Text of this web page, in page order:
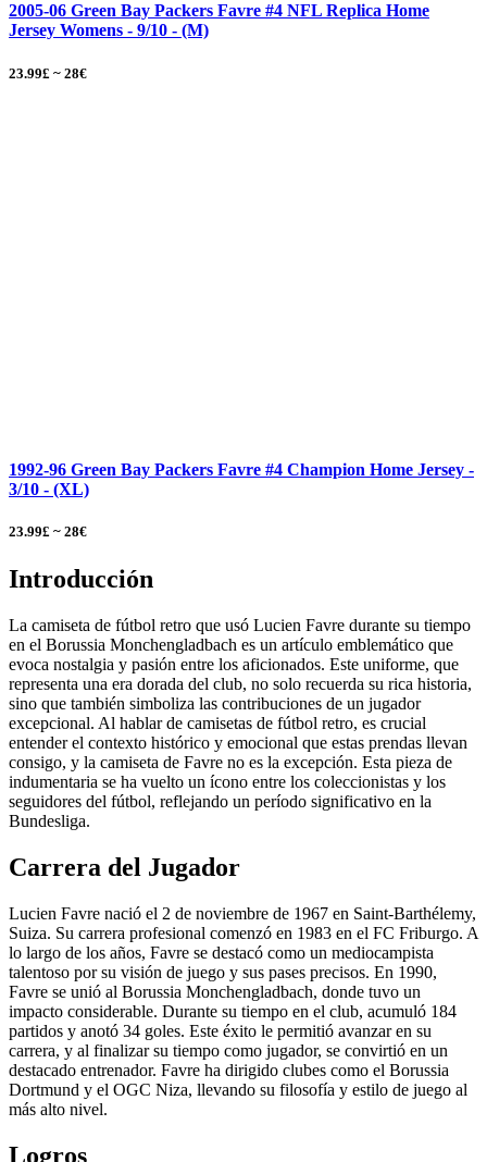
2005-06 Green Bay Packers Favre #4 NFL Replica Home
Jersey Womens - 9/10 - (M)
23.99£ ~ 28€
1992-96 Green Bay Packers Favre #4 Champion Home Jersey -
3/10 - (XL)
23.99£ ~ 28€
Introducción
La camiseta de fútbol retro que usó Lucien Favre durante su tiempo
en el Borussia Monchengladbach es un artículo emblemático que
evoca nostalgia y pasión entre los aficionados. Este uniforme, que
representa una era dorada del club, no solo recuerda su rica historia,
sino que también simboliza las contribuciones de un jugador
excepcional. Al hablar de camisetas de fútbol retro, es crucial
entender el contexto histórico y emocional que estas prendas llevan
consigo, y la camiseta de Favre no es la excepción. Esta pieza de
indumentaria se ha vuelto un ícono entre los coleccionistas y los
seguidores del fútbol, reflejando un período significativo en la
Bundesliga.
Carrera del Jugador
Lucien Favre nació el 2 de noviembre de 1967 en Saint-Barthélemy,
Suiza. Su carrera profesional comenzó en 1983 en el FC Friburgo. A
lo largo de los años, Favre se destacó como un mediocampista
talentoso por su visión de juego y sus pases precisos. En 1990,
Favre se unió al Borussia Monchengladbach, donde tuvo un
impacto considerable. Durante su tiempo en el club, acumuló 184
partidos y anotó 34 goles. Este éxito le permitió avanzar en su
carrera, y al finalizar su tiempo como jugador, se convirtió en un
destacado entrenador. Favre ha dirigido clubes como el Borussia
Dortmund y el OGC Niza, llevando su filosofía y estilo de juego al
más alto nivel.
Logros